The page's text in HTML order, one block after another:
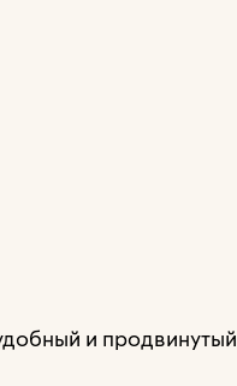
и продвинутый